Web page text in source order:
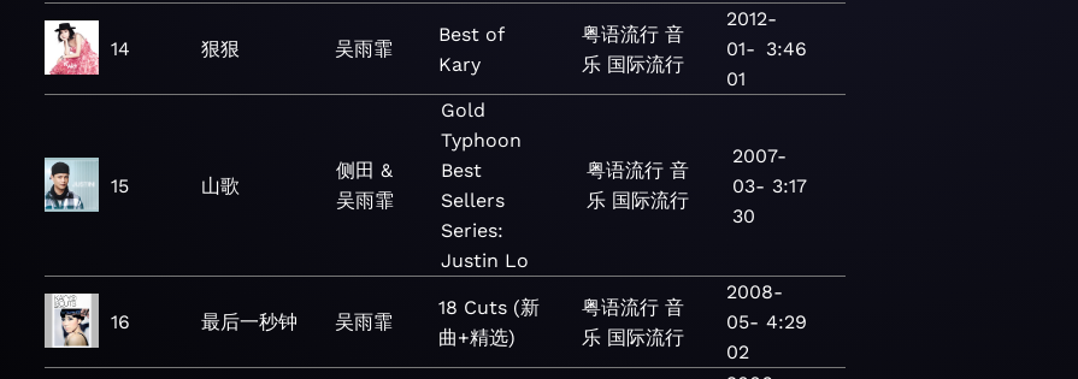
14 狠狠 吴雨霏
Best of
Kary
粤语流行 音
乐 国际流行
2012-
01-
01
3:46
15 山歌
侧田 &
吴雨霏
Gold
Typhoon
Best
Sellers
Series:
Justin Lo
粤语流行 音
乐 国际流行
2007-
03-
30
3:17
16 最后一秒钟 吴雨霏
18 Cuts (新
曲+精选)
粤语流行 音
乐 国际流行
2008-
05-
02
4:29